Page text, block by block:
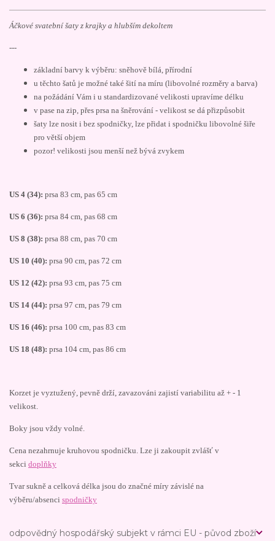
Áčkové svatební šaty z krajky a hlubším dekoltem
---
základní barvy k výběru: sněhově bílá, přírodní
u těchto šatů je možné také šití na míru (libovolné rozměry a barva)
na požádání Vám i u standardizované velikosti upravíme délku
v pase na zip, přes prsa na šněrování - velikost se dá přizpůsobit
šaty lze nosit i bez spodničky, lze přidat i spodničku libovolné šiře
pro větší objem
pozor! velikosti jsou menší než bývá zvykem
US 4 (34): prsa 83 cm, pas 65 cm
US 6 (36): prsa 84 cm, pas 68 cm
US 8 (38): prsa 88 cm, pas 70 cm
US 10 (40): prsa 90 cm, pas 72 cm
US 12 (42): prsa 93 cm, pas 75 cm
US 14 (44): prsa 97 cm, pas 79 cm
US 16 (46): prsa 100 cm, pas 83 cm
US 18 (48): prsa 104 cm, pas 86 cm
Korzet je vyztužený, pevně drží, zavazováni zajistí variabilitu až + - 1
velikost.
Boky jsou vždy volné.
Cena nezahrnuje kruhovou spodničku. Lze ji zakoupit zvlášť v
sekci doplňky
Tvar sukně a celková délka jsou do značné míry závislé na
výběru/absenci spodničky
odpovědný hospodářský subjekt v rámci EU - původ zboží